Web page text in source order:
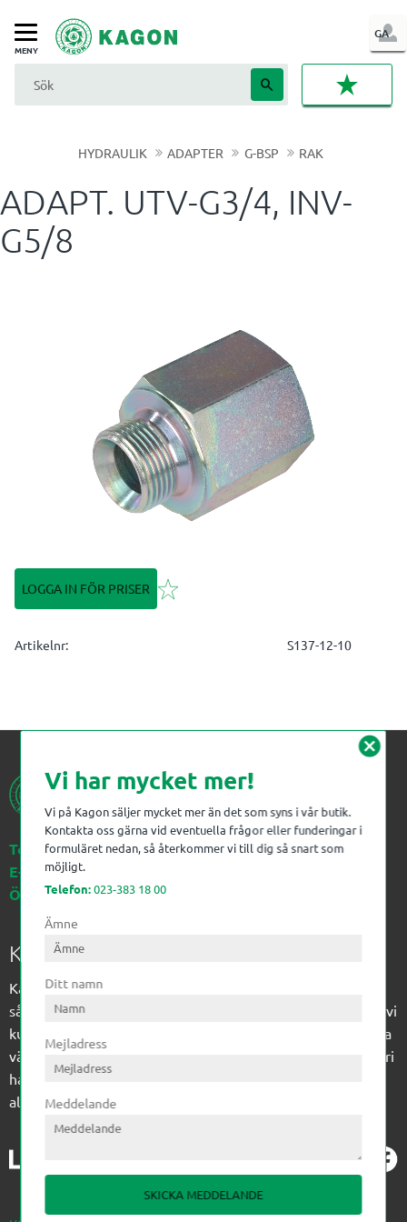
Meny
GA
IN
HYDRAULIK ADAPTER G-BSP RAK
ADAPT. UTV-G3/4, INV-
G5/8
LOGGA IN FÖR PRISER Lägg till i favoriter
Artikelnr S137-12-10
Telefon:023-383 18 00
E-post:kagon@kagon.se
Öppettider:Måndag-Fredag, 07-16
Kagon AB
Kagon har sedan 1972 levererat kompetens till
sågverksindustrin och övrig industri. Till träindustrin tillför vi
kunskap med optimeringslösningar från timmerplanen hela
vägen fram till paketering/emballering och till övrig industri
har vi ett komplement sortiment av teknikprodukter med
allt ifrån slangtillverkning till transmission och lager.
cancel
Vi har mycket mer!
Vi på Kagon säljer mycket mer än det som syns i vår butik.
Kontakta oss gärna vid eventuella frågor eller funderingar i
formuläret nedan, så återkommer vi till dig så snart som
möjligt.
Telefon:023-383 18 00
Ämne
Ditt namn
Mejladress
Meddelande
SKICKA MEDDELANDE